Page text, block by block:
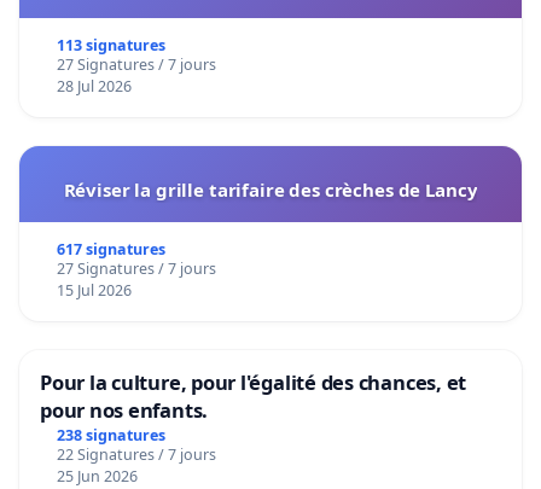
113 signatures
27 Signatures / 7 jours
28 Jul 2026
Réviser la grille tarifaire des crèches de Lancy
617 signatures
27 Signatures / 7 jours
15 Jul 2026
Pour la culture, pour l'égalité des chances, et
pour nos enfants.
238 signatures
22 Signatures / 7 jours
25 Jun 2026